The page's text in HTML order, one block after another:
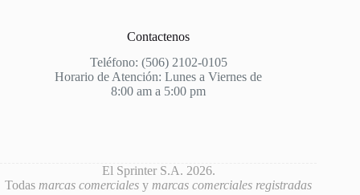
Contactenos
Teléfono: (506) 2102-0105
Horario de Atención: Lunes a Viernes de
8:00 am a 5:00 pm
El Sprinter S.A. 2026.
Todasmarcas comerciales ymarcas comerciales registradas